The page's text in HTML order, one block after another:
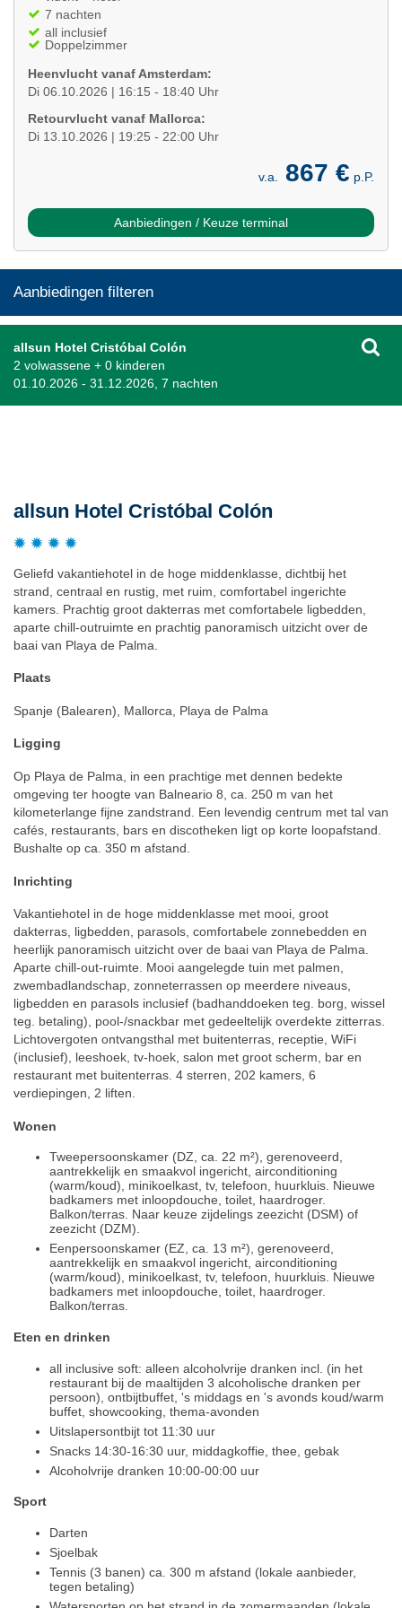
7 nachten
all inclusief
Doppelzimmer
Heenvlucht vanaf Amsterdam:
Di 06.10.2026 | 16:15 - 18:40 Uhr
Retourvlucht vanaf Mallorca:
Di 13.10.2026 | 19:25 - 22:00 Uhr
v.a. 867 € p.P.
Aanbiedingen / Keuze terminal
Aanbiedingen filteren
allsun Hotel Cristóbal Colón
2 volwassene + 0 kinderen
01.10.2026 - 31.12.2026, 7 nachten
allsun Hotel Cristóbal Colón
Geliefd vakantiehotel in de hoge middenklasse, dichtbij het
strand, centraal en rustig, met ruim, comfortabel ingerichte
kamers. Prachtig groot dakterras met comfortabele ligbedden,
aparte chill-outruimte en prachtig panoramisch uitzicht over de
baai van Playa de Palma.
Plaats
Spanje (Balearen), Mallorca, Playa de Palma
Ligging
Op Playa de Palma, in een prachtige met dennen bedekte
omgeving ter hoogte van Balneario 8, ca. 250 m van het
kilometerlange fijne zandstrand. Een levendig centrum met tal van
cafés, restaurants, bars en discotheken ligt op korte loopafstand.
Bushalte op ca. 350 m afstand.
Inrichting
Vakantiehotel in de hoge middenklasse met mooi, groot
dakterras, ligbedden, parasols, comfortabele zonnebedden en
heerlijk panoramisch uitzicht over de baai van Playa de Palma.
Aparte chill-out-ruimte. Mooi aangelegde tuin met palmen,
zwembadlandschap, zonneterrassen op meerdere niveaus,
ligbedden en parasols inclusief (badhanddoeken teg. borg, wissel
teg. betaling), pool-/snackbar met gedeeltelijk overdekte zitterras.
Lichtovergoten ontvangsthal met buitenterras, receptie, WiFi
(inclusief), leeshoek, tv-hoek, salon met groot scherm, bar en
restaurant met buitenterras. 4 sterren, 202 kamers, 6
verdiepingen, 2 liften.
Wonen
Tweepersoonskamer (DZ, ca. 22 m²), gerenoveerd,
aantrekkelijk en smaakvol ingericht, airconditioning
(warm/koud), minikoelkast, tv, telefoon, huurkluis. Nieuwe
badkamers met inloopdouche, toilet, haardroger.
Balkon/terras. Naar keuze zijdelings zeezicht (DSM) of
zeezicht (DZM).
Eenpersoonskamer (EZ, ca. 13 m²), gerenoveerd,
aantrekkelijk en smaakvol ingericht, airconditioning
(warm/koud), minikoelkast, tv, telefoon, huurkluis. Nieuwe
badkamers met inloopdouche, toilet, haardroger.
Balkon/terras.
Eten en drinken
all inclusive soft: alleen alcoholvrije dranken incl. (in het
restaurant bij de maaltijden 3 alcoholische dranken per
persoon), ontbijtbuffet, 's middags en 's avonds koud/warm
buffet, showcooking, thema-avonden
Uitslapersontbijt tot 11:30 uur
Snacks 14:30-16:30 uur, middagkoffie, thee, gebak
Alcoholvrije dranken 10:00-00:00 uur
Sport
Darten
Sjoelbak
Tennis (3 banen) ca. 300 m afstand (lokale aanbieder,
tegen betaling)